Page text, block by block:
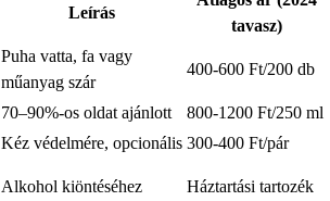
Leírás
tavasz)
Puha vatta, fa vagy
műanyag szár
400-600 Ft/200 db
70–90%-os oldat ajánlott
800-1200 Ft/250 ml
Kéz védelmére, opcionális 300-400 Ft/pár
Alkohol kiöntéséhez Háztartási tartozék